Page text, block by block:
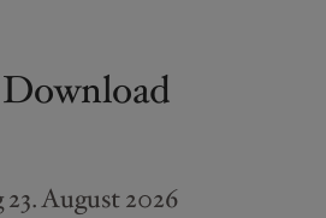
August 2026